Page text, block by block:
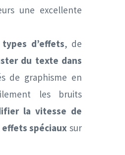
une excellente
types d’effets, de
du texte dans
de graphisme en
les bruits
la vitesse de
effets spéciaux sur